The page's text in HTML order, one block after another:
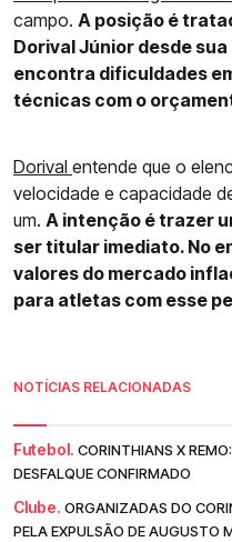
campo. A posição é
Dorival Júnior desde
encontra dificuldades
técnicas com o
Dorival entende que o
velocidade e capacidade
um. A intenção é trazer
ser titular imediato. No
valores do mercado
para atletas com esse
NOTÍCIAS RELACIONADAS
Futebol. CORINTHIANS X
DESFALQUE CONFIRMADO
Clube. ORGANIZADAS DO
PELA EXPULSÃO DE AUGUSTO